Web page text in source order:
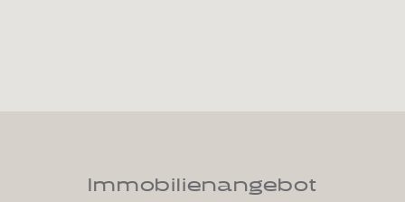
Immobilien­angebot